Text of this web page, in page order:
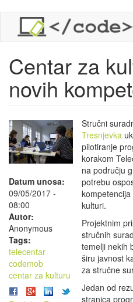
Skoči
glavni
Centar za
novih
Datum unosa:
09/05/2017 -
08:00
Autor:
Anonymous
Tags:
telecentar
codemob
centar za kulturu
Stručni
Tresnjevka
pilotiranje
korakom
na području
potrebu
kulturi.
Projektnim
stručnih
temelji nekih
širu javnost
za stručne
Jedan od
stranica